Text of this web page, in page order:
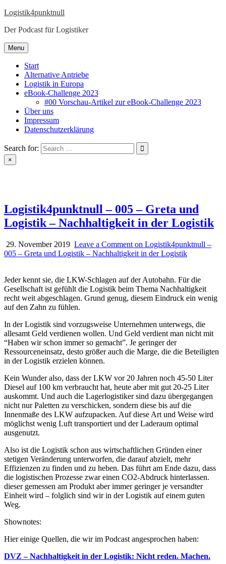
Skip
content
Logistik4punktnull
Der Podcast für Logistiker
Menu
Start
Alternative Antriebe
Logistik in Europa
eBook-Challenge 2023
#00 Vorschau-Artikel zur eBook-Challenge 2023
Über uns
Impressum
Datenschutzerklärung
Search for:
×
Logistik4punktnull – 005 – Greta und
Logistik – Nachhaltigkeit in der Logistik
29. November 2019 Leave a Comment on Logistik4punktnull –
005 – Greta und Logistik – Nachhaltigkeit in der Logistik
Jeder kennt sie, die LKW-Schlagen auf der Autobahn. Für die
Gesellschaft ist gefühlt die Logistik beim Thema Nachhaltigkeit
recht weit abgeschlagen. Grund genug, diesem Eindruck ein wenig
auf den Zahn zu fühlen.
In der Logistik sind vorzugsweise Unternehmen unterwegs, die
allesamt Geld verdienen wollen. Und Geld verdient man nicht mit
“Haben wir schon immer so gemacht”. Je geringer der
Ressourceneinsatz, desto größer auch die Marge, die die Beteiligten
in der Logistik erzielen können.
Kein Wunder also, dass der LKW vor 20 Jahren noch 45-50 Liter
Diesel auf 100 km verbraucht hat, heute aber mit gut 20-25 Liter
auskommt. Und auch die Lagerlogistiker sind dazu übergegangen
nicht nur Paletten zu verschicken, sondern diese bis auf die
Innenmaße des LKW aufzupacken. Auf diese Art und Weise wird
möglichst wenig Luft transportiert und der Laderaum optimal
ausgenutzt.
Also ist die Logistik schon aus wirtschaftlichen Gründen einer
stetigen Veränderung unterworfen, die darauf abzielt, mehr
Effizienzen zu finden und zu heben. Das führt am Ende dazu, dass
die logistischen Prozesse zwar einen CO2-Abdruck hinterlassen.
dieser gemessen am Produkt aber immer geringer je versandter
Einheit wird – folglich sind wir in der Logistik auf einem guten
Weg.
Shownotes:
Hier einige Quellen, die wir im Podcast angesprochen haben:
DVZ – Nachhaltigkeit in der Logistik: Nicht reden. Machen.